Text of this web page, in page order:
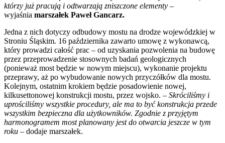
którzy już pracują i odtwarzają zniszczone elementy –
wyjaśnia marszałek Paweł Gancarz.
Jedna z nich dotyczy odbudowy mostu na drodze wojewódzkiej w
Stroniu Śląskim. 16 października zawarto umowę z wykonawcą,
który prowadzi całość prac – od uzyskania pozwolenia na budowę
przez przeprowadzenie stosownych badań geologicznych
(ponieważ most będzie w nowym miejscu), wykonanie projektu
przeprawy, aż po wybudowanie nowych przyczółków dla mostu.
Kolejnym, ostatnim krokiem będzie posadowienie nowej,
kilkusettonowej konstrukcji mostu, przez wojsko. – Skróciliśmy i
uprościliśmy wszystkie procedury, ale ma to być konstrukcja przede
wszystkim bezpieczna dla użytkowników. Zgodnie z przyjętym
harmonogramem most planowany jest do otwarcia jeszcze w tym
roku – dodaje marszałek.